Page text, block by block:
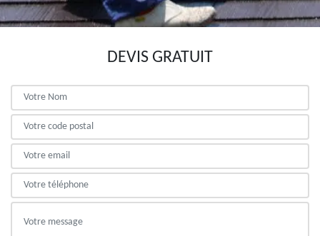
DEVIS GRATUIT